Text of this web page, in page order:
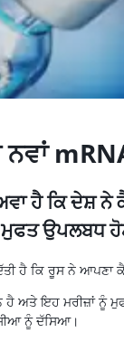
ਹੈ ਕਿ ਦੇਸ਼
ਉਪਲਬਧ
ਹੈ ਕਿ ਰੂਸ ਨੇ ਆਪਣਾ
ਅਤੇ ਇਹ ਮਰੀਜ਼ਾਂ ਨੂੰ
ਨੂੰ ਦੱਸਿਆ।